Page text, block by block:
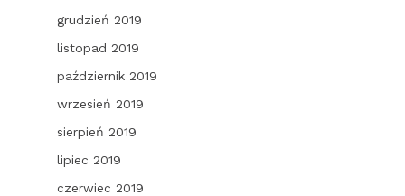
grudzień 2019
listopad 2019
październik 2019
wrzesień 2019
sierpień 2019
lipiec 2019
czerwiec 2019